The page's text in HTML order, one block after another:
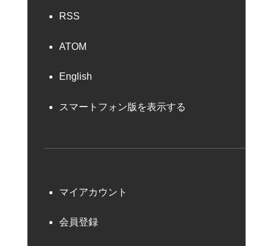
RSS
ATOM
English
スマートフォン版を表示する
マイアカウント
会員登録